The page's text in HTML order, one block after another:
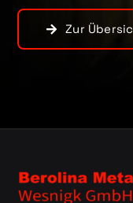
Zur